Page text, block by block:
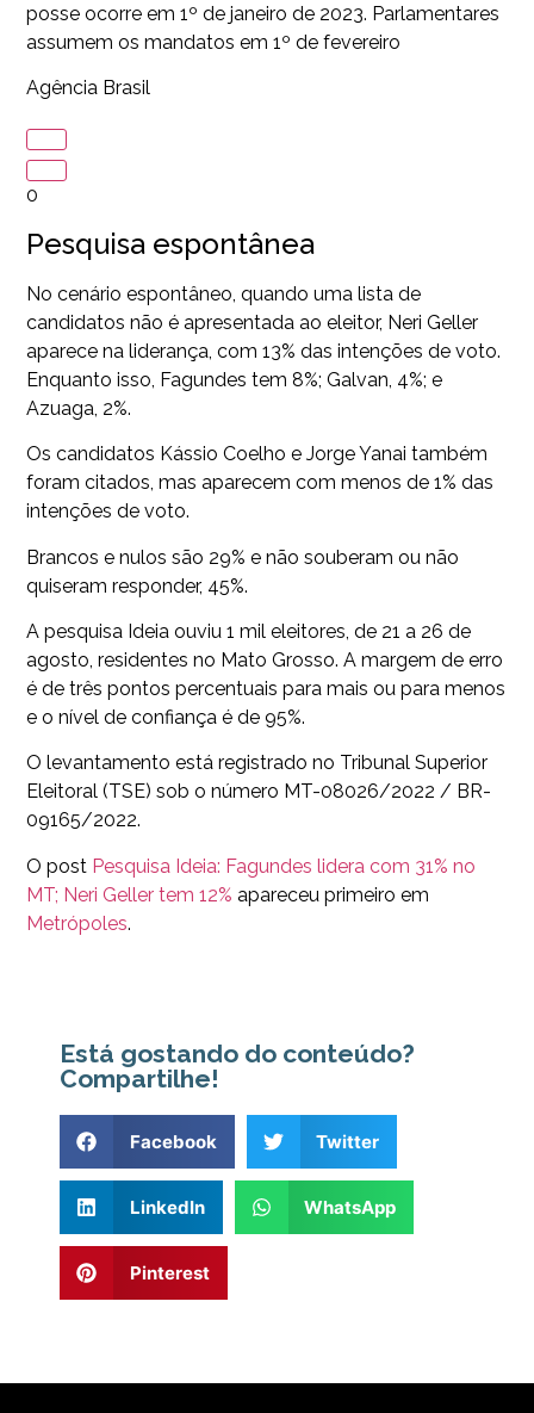
posse ocorre em 1º de janeiro de 2023. Parlamentares
assumem os mandatos em 1º de fevereiro
Agência Brasil
0
Pesquisa espontânea
No cenário espontâneo, quando uma lista de
candidatos não é apresentada ao eleitor, Neri Geller
aparece na liderança, com 13% das intenções de voto.
Enquanto isso, Fagundes tem 8%; Galvan, 4%; e
Azuaga, 2%.
Os candidatos Kássio Coelho e Jorge Yanai também
foram citados, mas aparecem com menos de 1% das
intenções de voto.
Brancos e nulos são 29% e não souberam ou não
quiseram responder, 45%.
A pesquisa Ideia ouviu 1 mil eleitores, de 21 a 26 de
agosto, residentes no Mato Grosso. A margem de erro
é de três pontos percentuais para mais ou para menos
e o nível de confiança é de 95%.
O levantamento está registrado no Tribunal Superior
Eleitoral (TSE) sob o número MT-08026/2022 / BR-
09165/2022.
O post Pesquisa Ideia: Fagundes lidera com 31% no
MT; Neri Geller tem 12% apareceu primeiro em
Metrópoles.
Está gostando do conteúdo?
Compartilhe!
Facebook Twitter
LinkedIn WhatsApp
Pinterest